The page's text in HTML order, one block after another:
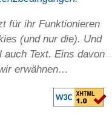
für ihr Funktionieren
(und nur die). Und
auch Text. Eins davon
erwähnen…